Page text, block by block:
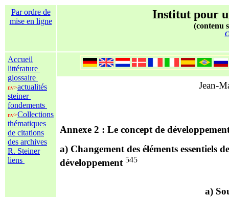
Par ordre de
mise en ligne
Institut pour
(contenu
Accueil
littérature
glossaire
nv>actualités
steiner
fondements
nv>Collections
thématiques
de citations
des archives
R. Steiner
liens
Jean-
Annexe 2 : Le concept de
a) Changement des éléments essentiels
développement 545
a)